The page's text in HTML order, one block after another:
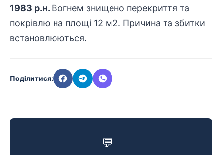
1983 р.н. Вогнем знищено перекриття та
покрівлю на площі 12 м2. Причина та збитки
встановлюються.
Поділитися:
💬